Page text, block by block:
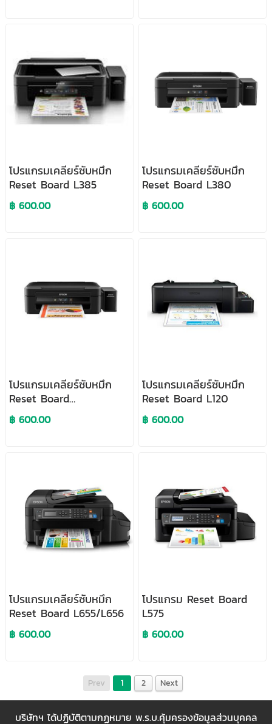
โปรแกรมเคลียร์ซับหมึก
Reset Board L385
฿ 600.00
โปรแกรมเคลียร์ซับหมึก
Reset Board L380
฿ 600.00
โปรแกรมเคลียร์ซับหมึก
Reset Board
L220/L130/L310/L360/L365
฿ 600.00
โปรแกรมเคลียร์ซับหมึก
Reset Board L120
฿ 600.00
โปรแกรมเคลียร์ซับหมึก
Reset Board L655/L656
฿ 600.00
โปรแกรม Reset Board
L575
฿ 600.00
Prev 1 2 Next
บริษัทฯ ได้ปฏิบัติตามกฏหมาย พ.ร.บ.คุ้มครองข้อมูลส่วนบุคคล